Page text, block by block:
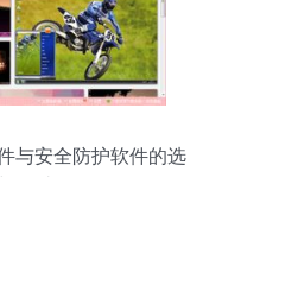
与安全防护软件的选